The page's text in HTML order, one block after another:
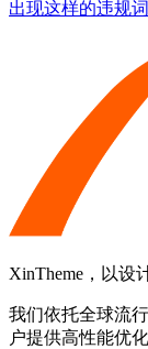
出现这样的违规
XinTheme，以设
我们依托全球流
户提供高性能优